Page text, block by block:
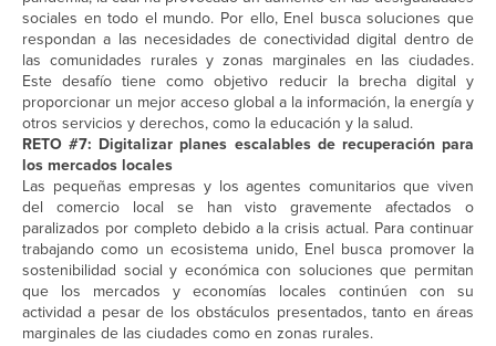
sociales en todo el mundo. Por ello, Enel busca soluciones que
respondan a las necesidades de conectividad digital dentro de
las comunidades rurales y zonas marginales en las ciudades.
Este desafío tiene como objetivo reducir la brecha digital y
proporcionar un mejor acceso global a la información, la energía y
otros servicios y derechos, como la educación y la salud.
RETO #7: Digitalizar planes escalables de recuperación para
los mercados locales
Las pequeñas empresas y los agentes comunitarios que viven
del comercio local se han visto gravemente afectados o
paralizados por completo debido a la crisis actual. Para continuar
trabajando como un ecosistema unido, Enel busca promover la
sostenibilidad social y económica con soluciones que permitan
que los mercados y economías locales continúen con su
actividad a pesar de los obstáculos presentados, tanto en áreas
marginales de las ciudades como en zonas rurales.